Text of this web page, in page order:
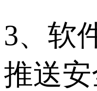
3、软
推送安